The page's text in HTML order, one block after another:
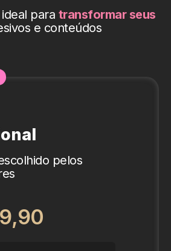
para transformar seus
e conteúdos
pelos